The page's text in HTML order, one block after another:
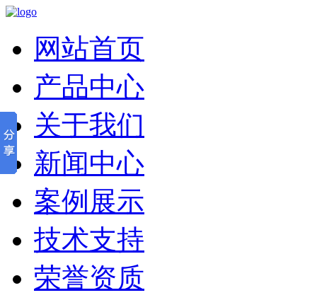
网站首页
产品中心
关于我们
新闻中心
案例展示
技术支持
荣誉资质